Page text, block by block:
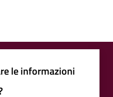
le informazioni